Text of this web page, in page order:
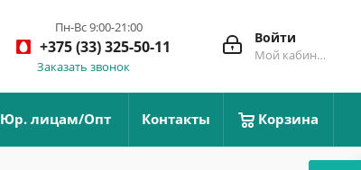
Войти
Мой кабинет
Пн-Вс 9:00-21:00
+375 (33) 325-50-11
Заказать звонок
Юр. лицам/Опт Контакты Корзина